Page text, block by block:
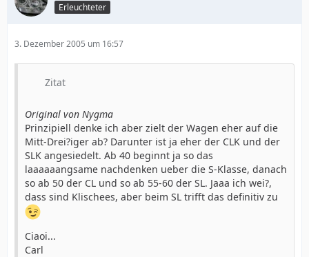
Erleuchteter
3. Dezember 2005 um 16:57
Zitat
Original von Nygma
Prinzipiell denke ich aber zielt der Wagen eher auf die
Mitt-Drei?iger ab? Darunter ist ja eher der CLK und der
SLK angesiedelt. Ab 40 beginnt ja so das
laaaaaangsame nachdenken ueber die S-Klasse, danach
so ab 50 der CL und so ab 55-60 der SL. Jaaa ich wei?,
dass sind Klischees, aber beim SL trifft das definitiv zu
Ciaoi...
Carl